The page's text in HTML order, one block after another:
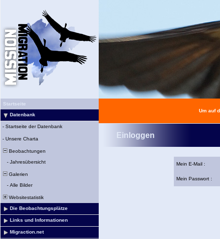
Startseite
Datenbank
- Startseite der Datenbank
- Unsere Charta
Beobachtungen
- Jahresübersicht
Galerien
- Alle Bilder
Websitestatistik
Die Beobachtungsplätze
Links und Informationen
Migraction.net
Um auf
Einloggen
Mein E-Mail :
Mein Passwort :